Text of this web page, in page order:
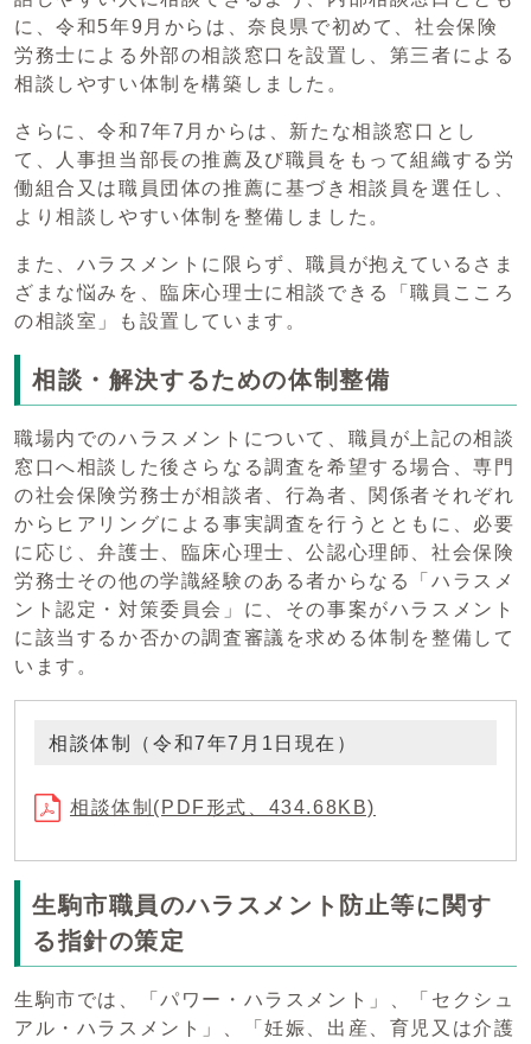
に、令和5年9月からは、奈良県で初めて、社会保険
労務士による外部の相談窓口を設置し、第三者による
相談しやすい体制を構築しました。
さらに、令和7年7月からは、新たな相談窓口とし
て、人事担当部長の推薦及び職員をもって組織する労
働組合又は職員団体の推薦に基づき相談員を選任し、
より相談しやすい体制を整備しました。
また、ハラスメントに限らず、職員が抱えているさま
ざまな悩みを、臨床心理士に相談できる「職員こころ
の相談室」も設置しています。
相談・解決するための体制整備
職場内でのハラスメントについて、職員が上記の相談
窓口へ相談した後さらなる調査を希望する場合、専門
の社会保険労務士が相談者、行為者、関係者それぞれ
からヒアリングによる事実調査を行うとともに、必要
に応じ、弁護士、臨床心理士、公認心理師、社会保険
労務士その他の学識経験のある者からなる「ハラスメ
ント認定・対策委員会」に、その事案がハラスメント
に該当するか否かの調査審議を求める体制を整備して
います。
相談体制（令和7年7月1日現在）
相談体制(PDF形式、434.68KB)
生駒市職員のハラスメント防止等に関す
る指針の策定
生駒市では、「パワー・ハラスメント」、「セクシュ
アル・ハラスメント」、「妊娠、出産、育児又は介護